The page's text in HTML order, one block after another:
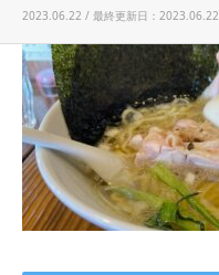
2023.06.22 / 最終更新日：2023.06.22